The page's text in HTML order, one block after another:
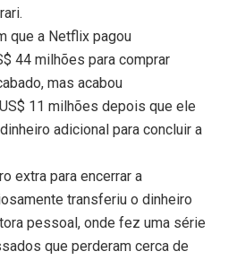
que a Netflix pagou
44 milhões para comprar
mas acabou
11 milhões depois que ele
adicional para concluir a
extra para encerrar a
transferiu o dinheiro
pessoal, onde fez uma série
​​que perderam cerca de